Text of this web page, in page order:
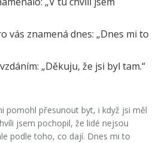
vás znamená dnes: „Dnes mi to
„Děkuju, že jsi byl tam.“
pomohl přesunout byt, i když jsi měl
jsem pochopil, že lidé nejsou
podle toho, co dají. Dnes mi to